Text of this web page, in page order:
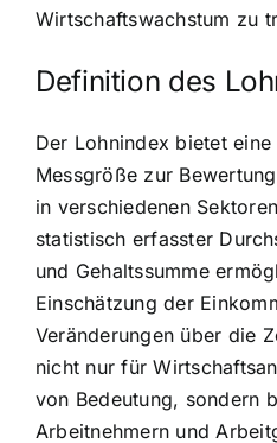
Wirtschaftswachstum zu
Definition des
Der Lohnindex bietet
Messgröße zur
in verschiedenen
statistisch erfasster
und Gehaltssumme
Einschätzung der
Veränderungen über die
nicht nur für
von Bedeutung, sondern
Arbeitnehmern und